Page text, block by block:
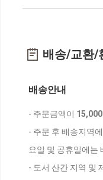
배송/교환/
배송안내
- 주문금액이
- 주문 후 배송지역
요일 및 공휴일에는
- 도서 산간 지역 및